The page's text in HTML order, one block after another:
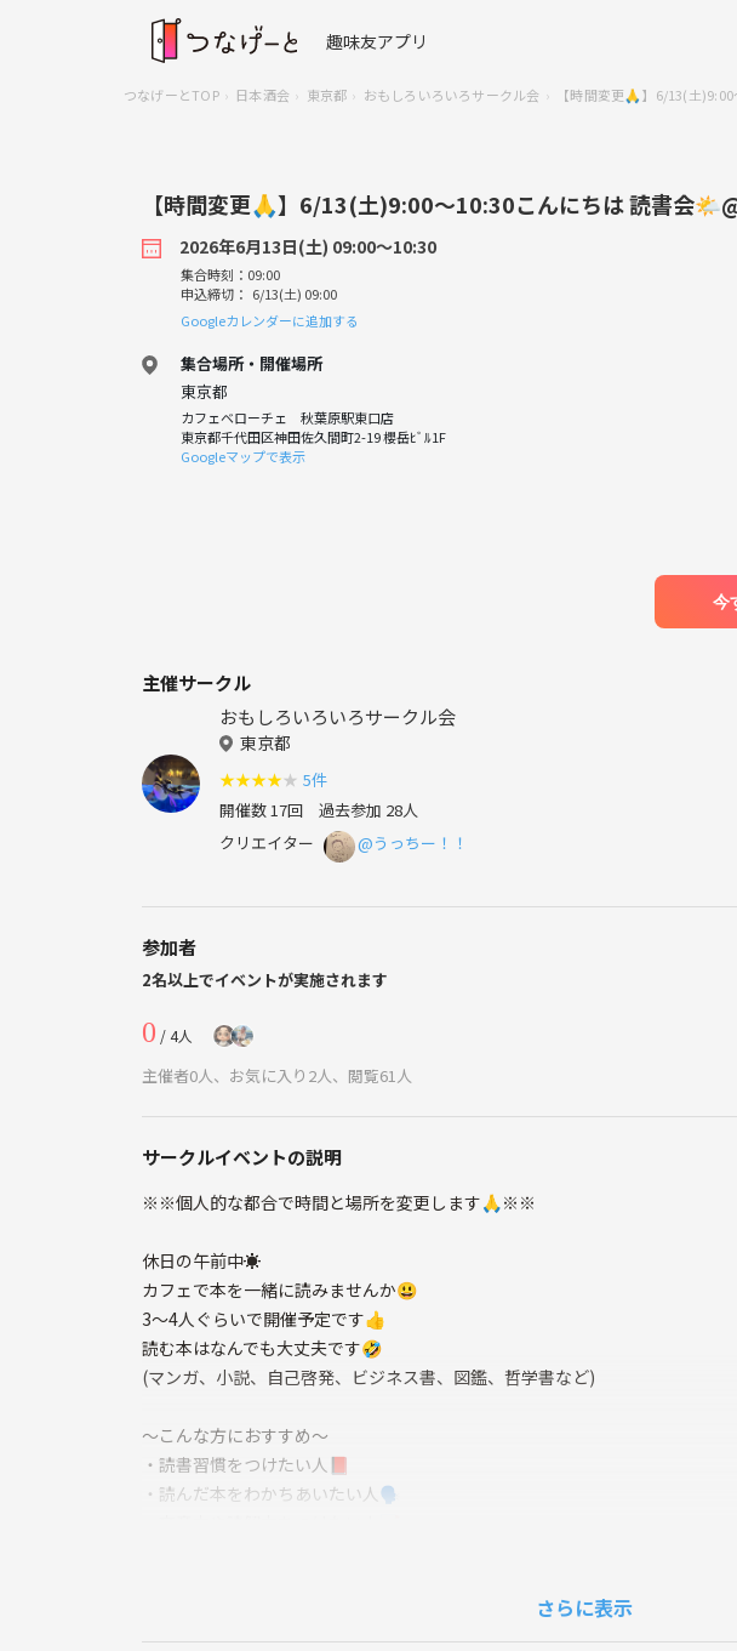
趣味友アプリ
つなげーとTOP 日本酒会 東京都 おもしろいろいろサークル会 【時間変更🙏】6/13(土
【時間変更🙏】6/13(土)9:00〜10:30こんにちは 読書会
2026年6月13日(土) 09:00〜10:30
集合時刻：09:00
申込締切： 6/13(土) 09:00
Googleカレンダーに追加する
集合場所・開催場所
東京都
カフェベローチェ 秋葉原駅東口店
東京都千代田区神田佐久間町2-19 櫻岳ﾋﾞﾙ1F
Googleマップで表示
今
主催サークル
おもしろいろいろサークル会
東京都
★★★★★ 5件
開催数 17回 過去参加 28人
クリエイター
@うっちー！！
参加者
2名以上でイベントが実施されます
0 / 4人
主催者0人、お気に入り2人、閲覧61人
サークルイベントの説明
※※個人的な都合で時間と場所を変更します🙏※※
休日の午前中☀️
カフェで本を一緒に読みませんか😃
3〜4人ぐらいで開催予定です👍
読む本はなんでも大丈夫です🤣
(マンガ、小説、自己啓発、ビジネス書、図鑑、哲学書など)
〜こんな方におすすめ〜
・読書習慣をつけたい人📕
・読んだ本をわかちあいたい人🗣️
・なんか新しいことをしたい🤩
さらに表示